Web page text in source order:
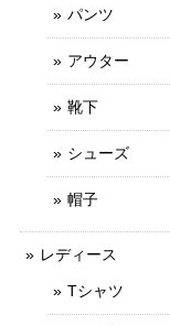
パンツ
アウター
靴下
シューズ
帽子
レディース
Tシャツ